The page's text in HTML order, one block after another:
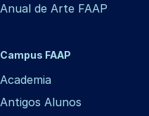
Anual de Arte FAAP
Campus FAAP
Academia
Antigos Alunos